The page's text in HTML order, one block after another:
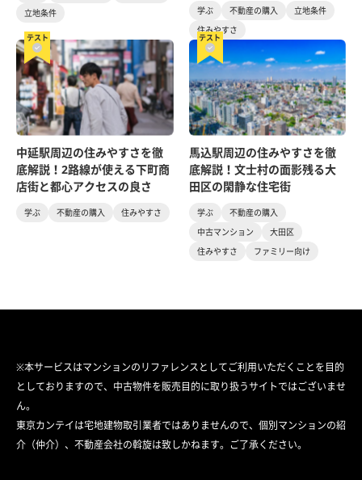
立地条件
学ぶ 不動産の購入
立地条件
住みやすさ
テスト
中延駅周辺の住みやすさを徹
底解説！2路線が使える下町商
店街と都心アクセスの良さ
学ぶ 不動産の購入 住みやすさ
テスト
馬込駅周辺の住みやすさを徹
底解説！文士村の面影残る大
田区の閑静な住宅街
学ぶ
不動産の購入
中古マンション
大田区
住みやすさ
ファミリー向け
※本サービスはマンションのリファレンスとしてご利用いただくことを目的
としておりますので、中古物件を販売目的に取り扱うサイトではございませ
ん。
東京カンテイは宅地建物取引業者ではありませんので、個別マンションの紹
介（仲介）、不動産会社の斡旋は致しかねます。ご了承ください。